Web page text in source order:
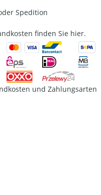
Spedition
finden Sie hier.
und Zahlungsarten